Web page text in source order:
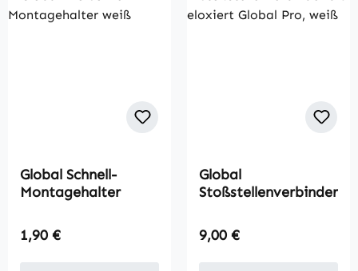
Global Schnell-
Montagehalter
Regulärer Preis:
1,90 €
Global
Stoßstellenverbinder
Regulärer Preis:
9,00 €